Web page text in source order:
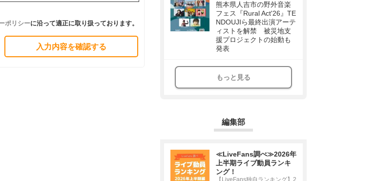
ポリシーに沿って適正に取り扱っております。
入力内容を確認する
熊本県人吉市の野外音楽
フェス『Rural Act'26』TE
NDOUJIら最終出演アーテ
ィストを解禁 被災地支
援プロジェクトの始動も
発表
もっと見る
編集部
≪LiveFans調べ≫2026年
上半期ライブ動員ランキ
ング！
【LiveFans独自ランキング】2